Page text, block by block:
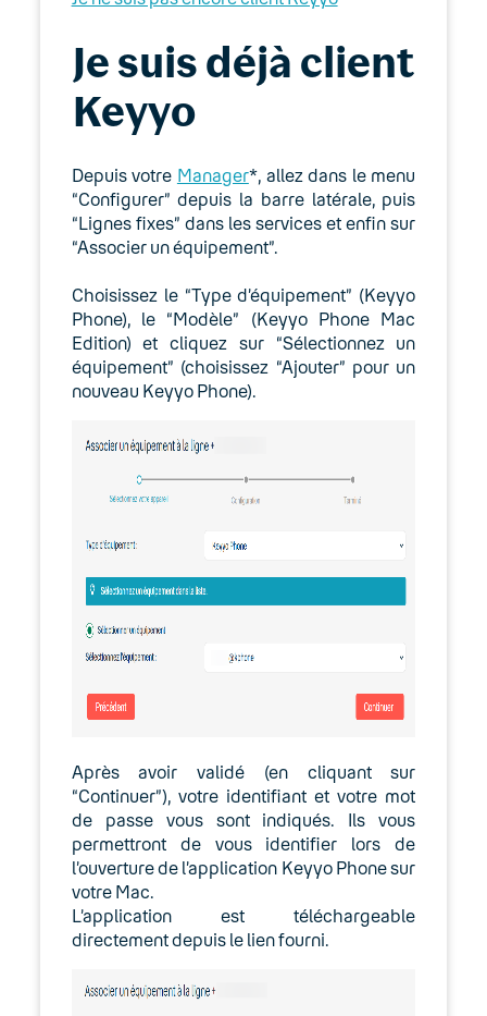
Expert
Guides d’installation
Option Télétravail
compatibles Wi-Fi
BeroNet
Logiciels
Ajouter un compte Keyyomail
API Keyyo
FAQ de Keyyo Phone pour mobiles
et tablettes iOS (iPhone/iPad) et
Guides d’installation et d’utilisation
de Keyyo Unify
Installer Keyyo Fax
Installer Keyyo Phone pour MAC
de travail (PC)
Installer le Switchboard
Passerelles analogiques (adaptateurs
ATA)
Réseau
Téléphones IP
Je suis déjà client
Keyyo
Depuis votre Manager*, allez dans le menu
“Configurer” depuis la barre latérale, puis
“Lignes fixes” dans les services et enfin sur
“Associer un équipement”.
Choisissez le “Type d’équipement” (Keyyo
Phone), le “Modèle” (Keyyo Phone Mac
Edition) et cliquez sur “Sélectionnez un
équipement” (choisissez “Ajouter” pour un
nouveau Keyyo Phone).
Après avoir validé (en cliquant sur
“Continuer”), votre identifiant et votre mot
de passe vous sont indiqués. Ils vous
permettront de vous identifier lors de
l’ouverture de l’application Keyyo Phone sur
votre Mac.
L’application est téléchargeable
directement depuis le lien fourni.